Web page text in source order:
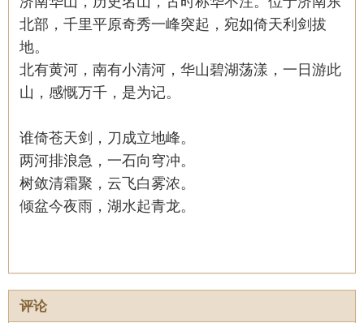
北部，千里平原奇秀一峰突起，宛如倚天利剑拔
地。
北有黄河，南有小清河，华山碧湖荡漾，一日游此
山，感慨万千，是为记。
谁倚苍天剑，刀成立地峰。
两河排浪急，一石向穹冲。
树敛清霜聚，云飞白雾浓。
倾盆今夜雨，湖水起青龙。
评论